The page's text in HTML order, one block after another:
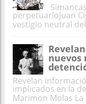
perpetuarloJuan
vestigio neutral
nuevos
Revelan
implicados en la
Marimon Molas La